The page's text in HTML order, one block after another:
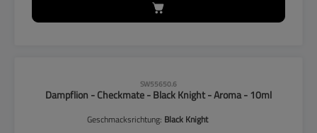
SW55650.6
Dampflion - Checkmate - Black Knight - Aroma - 10ml
Geschmacksrichtung: Black Knight